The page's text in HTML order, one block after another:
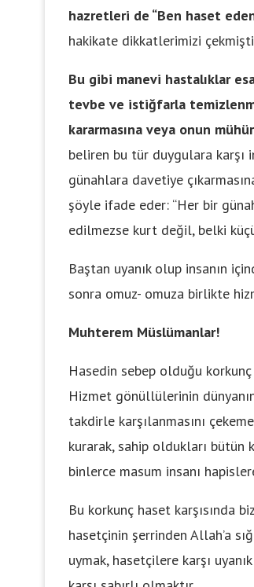
hazretleri de “Ben haset
hakikate dikkatlerimizi
Bu gibi manevi hastalıklar
tevbe ve istiğfarla
kararmasına veya onun
beliren bu tür duygulara karşı
günahlara davetiye
şöyle ifade eder: “Her bir
edilmezse kurt değil, belki
Baştan uyanık olup insanın
sonra omuz- omuza birlikte
Muhterem Müslümanlar!
Hasedin sebep olduğu korkunç
Hizmet gönüllülerinin
takdirle karşılanmasını
kurarak, sahip oldukları bütün
binlerce masum insanı
Bu korkunç haset karşısında
hasetçinin şerrinden Allah’a
uymak, hasetçilere karşı